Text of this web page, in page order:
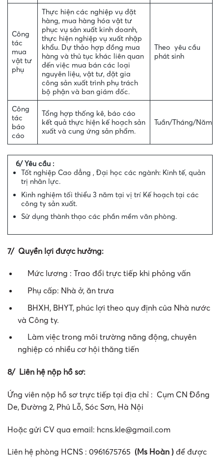
Công
tác
mua
vật tư
phụ
Thực hiện các nghiệp vụ đặt
hàng, mua hàng hóa vật tư
phục vụ sản xuất kinh doanh,
thực hiện nghiệp vụ xuất nhập
khẩu. Dự thảo hợp đồng mua
hàng và thủ tục khác liên quan
đến việc mua bán các loại
nguyên liệu, vật tư, đặt gia
công sản xuất trình phụ trách
bộ phận và ban giám đốc.
Theo yêu cầu
phát sinh
Công
tác
báo
cáo
Tổng hợp thống kê, báo cáo
kết quả thực hiện kế hoạch sản
xuất và cung ứng sản phẩm.
Tuần/Tháng/Năm
6/ Yêu cầu :
Tốt nghiệp Cao đẳng , Đại học các ngành: Kinh tế, quản
trị nhân lực.
Kinh nghiệm tối thiểu 3 năm tại vị trí Kế hoạch tại các
công ty sản xuất.
Sử dụng thành thạo các phần mềm văn phòng.
7/ Quyền lợi được hưởng:
Mức lương : Trao đổi trực tiếp khi phỏng vấn
Phụ cấp: Nhà ở, ăn trưa
BHXH, BHYT, phúc lợi theo quy định của Nhà nước
và Công ty.
Làm việc trong môi trường năng động, chuyên
nghiệp có nhiều cơ hội thăng tiến
8/ Liên hệ nộp hồ sơ:
Ứng viên nộp hồ sơ trực tiếp tại địa chỉ : Cụm CN Đồng
De, Đường 2, Phủ Lỗ, Sóc Sơn, Hà Nội
Hoặc gửi CV qua email: hcns.kle@gmail.com
Liên hệ phòng HCNS : 0961675765 (Ms Hoàn ) để được